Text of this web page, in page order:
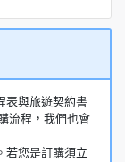
表與旅遊契約書
流程，我們也會
若您是訂購須立